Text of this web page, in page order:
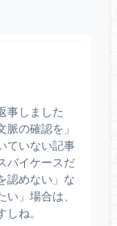
事しました
の確認を」
ていない記事
バイケースだ
認めない」な
」場合は、
ね。